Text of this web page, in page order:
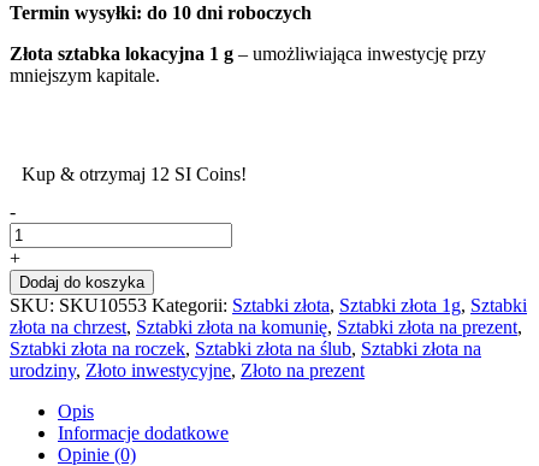
Termin wysyłki: do 10 dni roboczych
Złota sztabka lokacyjna 1 g – umożliwiająca inwestycję przy
mniejszym kapitale.
Kup & otrzymaj 12 SI Coins!
-
+
Dodaj do koszyka
SKU: SKU10553 Kategorii: Sztabki złota, Sztabki złota 1g, Sztabki
złota na chrzest, Sztabki złota na komunię, Sztabki złota na prezent,
Sztabki złota na roczek, Sztabki złota na ślub, Sztabki złota na
urodziny, Złoto inwestycyjne, Złoto na prezent
Opis
Informacje dodatkowe
Opinie (0)